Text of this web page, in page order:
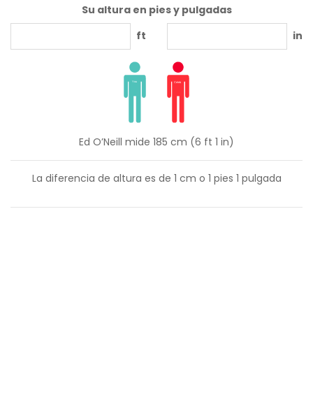
Su altura en pies y pulgadas
ft
in
Ed O’Neill mide 185 cm (6 ft 1 in)
La diferencia de altura es de 1 cm o 1 pies 1 pulgada